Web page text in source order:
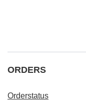
ORDERS
Orderstatus